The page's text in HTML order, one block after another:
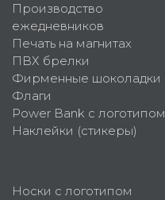
Производство
ежедневников
Печать на магнитах
ПВХ брелки
Фирменные шоколадки
Флаги
Power Bank с логотипом
Наклейки (стикеры)
Носки с логотипом